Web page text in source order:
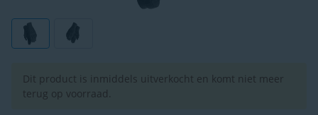
Dit product is inmiddels uitverkocht en komt niet meer
terug op voorraad.